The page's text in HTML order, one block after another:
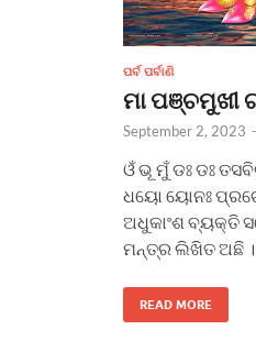
ପର୍ବ ପର୍ବାଣି
ମା ପଞ୍ଚମୁଖୀ
September 2, 2023 -
ଓଁ ଭୂ ମୁଁ ଡଃ ଡଃ
ଧୟୋ ୟୋନଃ
ଅଧୁକାଂଶ ବ୍ୟକ୍ତି
ମନ୍ତ୍ର ଲିଖିତ ଅଛି ।
READ MORE